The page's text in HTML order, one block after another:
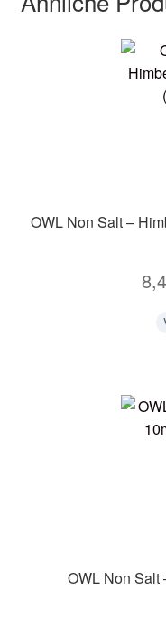
OWL Non Salt –
OWL Non Salt